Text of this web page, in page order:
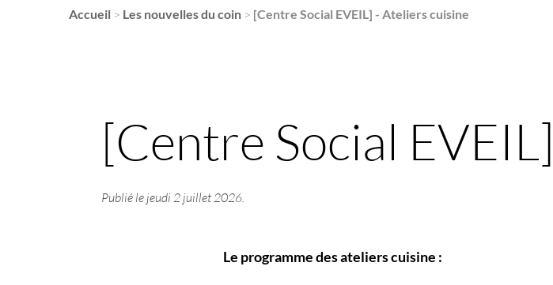
Accueil > Les nouvelles du coin > [Centre Social EVEIL] - Ateliers cuisine
[Centre Social
Publié le jeudi 2 juillet 2026.
Le programme des ateliers cuisine :